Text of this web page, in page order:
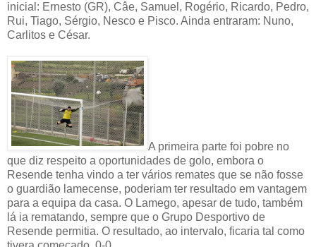
inicial: Ernesto (GR), Câe, Samuel, Rogério, Ricardo, Pedro,
Rui, Tiago, Sérgio, Nesco e Pisco. Ainda entraram: Nuno,
Carlitos e César.
A primeira parte foi pobre no
que diz respeito a oportunidades de golo, embora o
Resende tenha vindo a ter vários remates que se não fosse
o guardião lamecense, poderiam ter resultado em vantagem
para a equipa da casa. O Lamego, apesar de tudo, também
lá ia rematando, sempre que o Grupo Desportivo de
Resende permitia. O resultado, ao intervalo, ficaria tal como